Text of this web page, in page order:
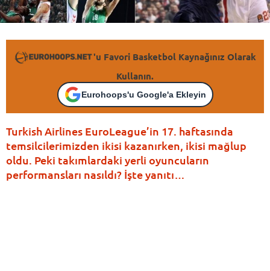
'u Favori Basketbol Kaynağınız Olarak
Kullanın.
Eurohoops'u Google'a Ekleyin
Turkish Airlines EuroLeague’in 17. haftasında
temsilcilerimizden ikisi kazanırken, ikisi mağlup
oldu. Peki takımlardaki yerli oyuncuların
performansları nasıldı? İşte yanıtı…